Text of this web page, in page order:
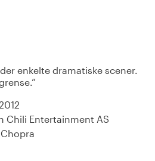
enkelte dramatiske scener.
Chili Entertainment AS